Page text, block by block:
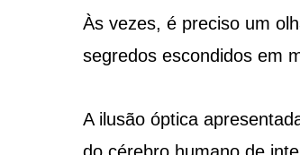
Às vezes, é preciso um
segredos escondidos em
A ilusão óptica